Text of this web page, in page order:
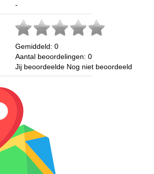
-
Gemiddeld: 0
Aantal beoordelingen: 0
Jij beoordeelde Nog niet beoordeeld